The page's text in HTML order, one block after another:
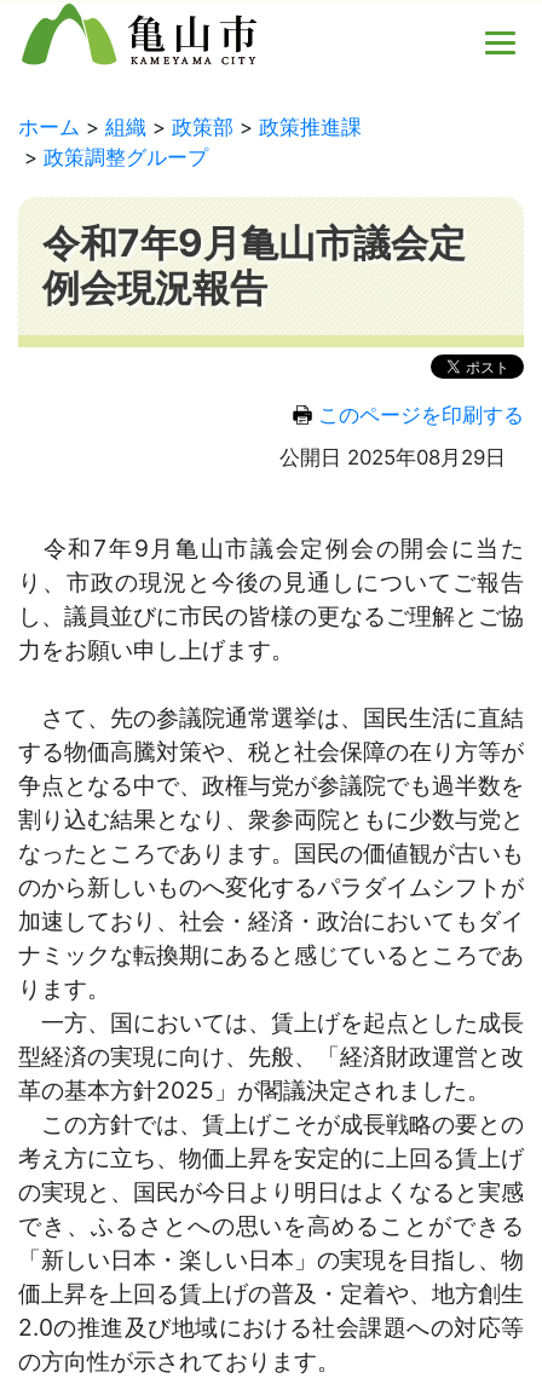
ホーム 組織 政策部
政策推進課
政策調整グループ
令和7年9月亀山市議会定
例会現況報告
このページを印刷する
公開日 2025年08月29日
令和7年9月亀山市議会定例会の開会に当た
り、市政の現況と今後の見通しについてご報告
し、議員並びに市民の皆様の更なるご理解とご協
力をお願い申し上げます。
さて、先の参議院通常選挙は、国民生活に直結
する物価高騰対策や、税と社会保障の在り方等が
争点となる中で、政権与党が参議院でも過半数を
割り込む結果となり、衆参両院ともに少数与党と
なったところであります。国民の価値観が古いも
のから新しいものへ変化するパラダイムシフトが
加速しており、社会・経済・政治においてもダイ
ナミックな転換期にあると感じているところであ
ります。
一方、国においては、賃上げを起点とした成長
型経済の実現に向け、先般、「経済財政運営と改
革の基本方針2025」が閣議決定されました。
この方針では、賃上げこそが成長戦略の要との
考え方に立ち、物価上昇を安定的に上回る賃上げ
の実現と、国民が今日より明日はよくなると実感
でき、ふるさとへの思いを高めることができる
「新しい日本・楽しい日本」の実現を目指し、物
価上昇を上回る賃上げの普及・定着や、地方創生
2.0の推進及び地域における社会課題への対応等
の方向性が示されております。